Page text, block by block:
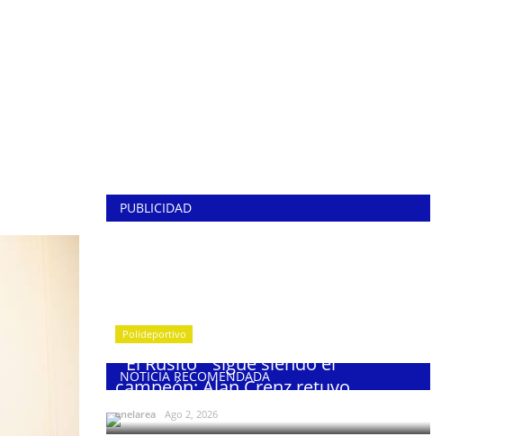
PUBLICIDAD
NOTICIA RECOMENDADA
Polideportivo
¨El Rusito¨ sigue siendo el
campeón: Alan Crenz retuvo...
enelarea Ago 2, 2026